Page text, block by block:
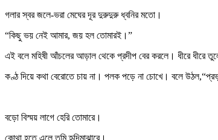
গলার স্বর জলে-ভরা মেঘের দূর দুরুদুরু ধ্বনির মতো।
“কিছু ভয় নেই আমার, জয় হল তোমারই।”
এই বলে মহিষী আঁচলের আড়াল থেকে প্রদীপ বের করলে। ধীরে ধীরে
কণ্ঠ দিয়ে কথা বেরোতে চায় না। পলক পড়ে না চোখে। বলে
বড়ো বিস্ময় লাগে হেরি তোমারে।
কোথা হতে এলে তুমি হৃদিমাঝারে।